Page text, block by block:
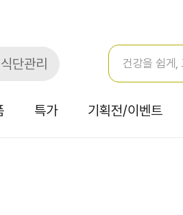
식단관리
특가 기획전/이벤트